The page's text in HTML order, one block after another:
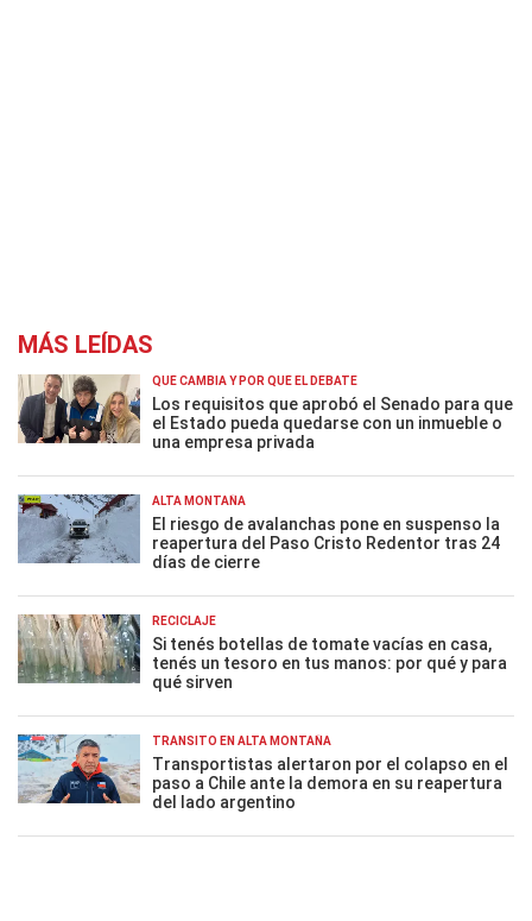
MÁS LEÍDAS
QUÉ CAMBIA Y POR QUÉ EL DEBATE
Los requisitos que aprobó el Senado para que
el Estado pueda quedarse con un inmueble o
una empresa privada
ALTA MONTAÑA
El riesgo de avalanchas pone en suspenso la
reapertura del Paso Cristo Redentor tras 24
días de cierre
RECICLAJE
Si tenés botellas de tomate vacías en casa,
tenés un tesoro en tus manos: por qué y para
qué sirven
TRÁNSITO EN ALTA MONTAÑA
Transportistas alertaron por el colapso en el
paso a Chile ante la demora en su reapertura
del lado argentino